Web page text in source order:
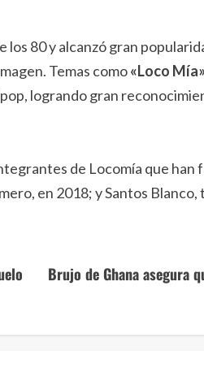
80 y alcanzó gran
Temas como«Loco Mía»
logrando gran
de Locomía que han
en 2018; y Santos Blanco,
Brujo de Ghana asegura